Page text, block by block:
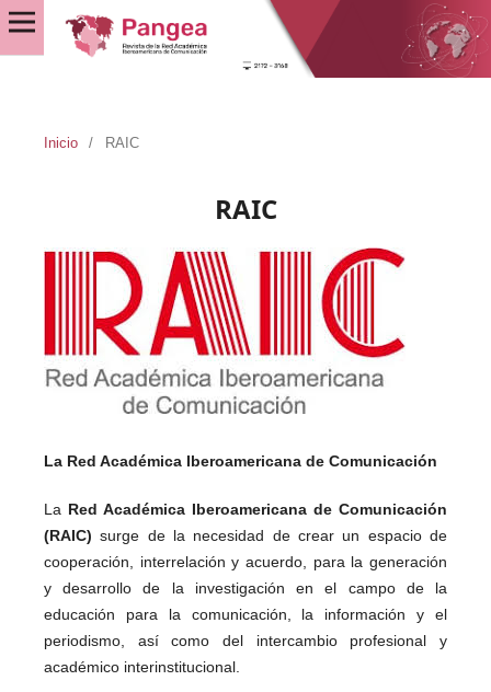
Inicio / RAIC
RAIC
La Red Académica Iberoamericana de Comunicación
La Red Académica Iberoamericana de Comunicación
(RAIC) surge de la necesidad de crear un espacio de
cooperación, interrelación y acuerdo, para la generación
y desarrollo de la investigación en el campo de la
educación para la comunicación, la información y el
periodismo, así como del intercambio profesional y
académico interinstitucional.